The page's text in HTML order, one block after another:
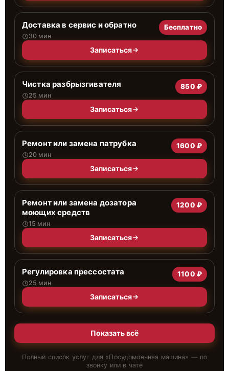
Доставка в сервис и обратно
30 мин
Бесплатно
Записаться
Чистка разбрызгивателя
25 мин
850 ₽
Записаться
Ремонт или замена патрубка
20 мин
1600 ₽
Записаться
Ремонт или замена дозатора
моющих средств
15 мин
1200 ₽
Записаться
Регулировка прессостата
25 мин
1100 ₽
Записаться
Показать всё
Полный список услуг для «Посудомоечная машина» — по
звонку или в чате